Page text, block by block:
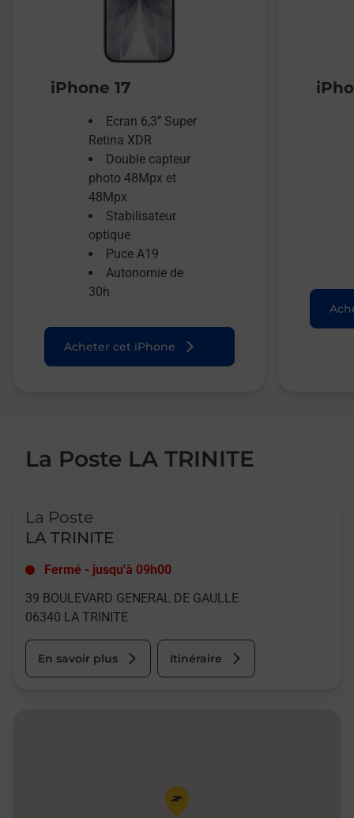
iPhone 17
Ecran 6,3’’ Super
Retina XDR
Double capteur
photo 48Mpx et
48Mpx
Stabilisateur
optique
Puce A19
Autonomie de
30h
Acheter cet iPhone
La Poste LA TRINITE
La Poste
LA TRINITE
Fermé - jusqu'à 09h00
39 BOULEVARD GENERAL DE GAULLE
06340 LA TRINITE
En savoir plus Itinéraire
Pin de la carte